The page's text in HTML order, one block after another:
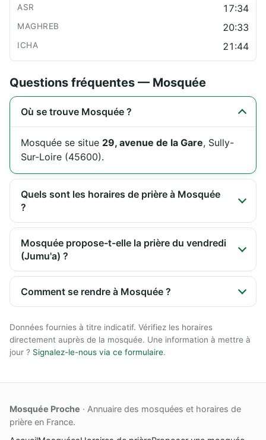
17:34
20:33
21:44
Questions fréquentes — Mosquée
Où se trouve Mosquée ?
Mosquée se situe 29, avenue de la Gare, Sully-
Sur-Loire (45600).
Quels sont les horaires de prière à Mosquée
?
Mosquée propose-t-elle la prière du vendredi
(Jumu'a) ?
Comment se rendre à Mosquée ?
Données fournies à titre indicatif. Vérifiez les horaires
directement auprès de la mosquée. Une information à mettre à
jour ? Signalez-le-nous via ce formulaire.
Mosquée Proche · Annuaire des mosquées et horaires de
prière en France.